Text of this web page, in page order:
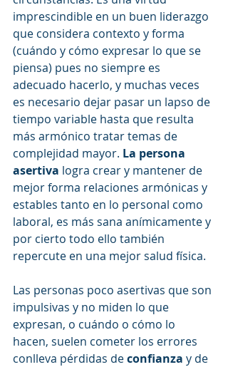
imprescindible en un buen liderazgo
que considera contexto y forma
(cuándo y cómo expresar lo que se
piensa) pues no siempre es
adecuado hacerlo, y muchas veces
es necesario dejar pasar un lapso de
tiempo variable hasta que resulta
más armónico tratar temas de
complejidad mayor. La persona
asertiva logra crear y mantener de
mejor forma relaciones armónicas y
estables tanto en lo personal como
laboral, es más sana anímicamente y
por cierto todo ello también
repercute en una mejor salud física.
Las personas poco asertivas que son
impulsivas y no miden lo que
expresan, o cuándo o cómo lo
hacen, suelen cometer los errores
conlleva pérdidas de confianza y de